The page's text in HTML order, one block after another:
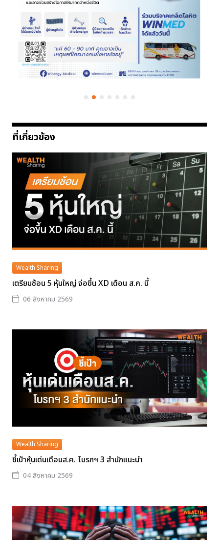
ที่เกี่ยวข้อง
Wealth Sharing
เตรียมช้อน 5 หุ้นใหญ่ จ่อขึ้น XD เดือน ส.ค. นี้
06 สิงหาคม 2569
Wealth Sharing
ชี้เป้าหุ้นเด่นเดือนส.ค. โบรกฯ 3 สำนักแนะนำ
04 สิงหาคม 2569